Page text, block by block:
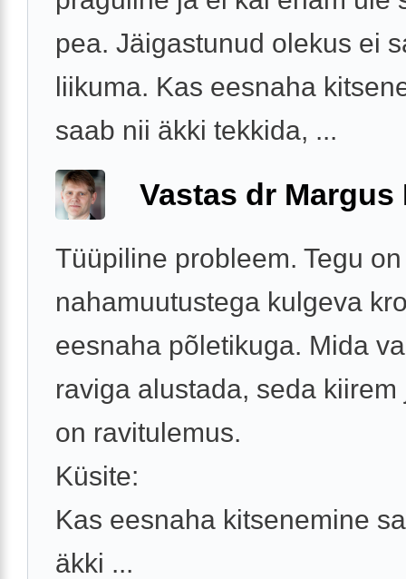
pea. Jäigastunud olekus ei
liikuma. Kas eesnaha
saab nii äkki tekkida, ...
Vastas dr Margus
Tüüpiline probleem. Tegu on
nahamuutustega kulgeva
eesnaha põletikuga. Mida
raviga alustada, seda kiirem
on ravitulemus.
Küsite:
Kas eesnaha kitsenemine
äkki ...